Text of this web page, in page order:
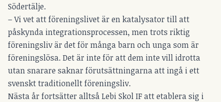
Södertälje.
– Vi vet att föreningslivet är en katalysator till att
påskynda integrationsprocessen, men trots riktig
föreningsliv är det för många barn och unga som är
föreningslösa. Det är inte för att dem inte vill idrotta
utan snarare saknar förutsättningarna att ingå i ett
svenskt traditionellt föreningsliv.
Nästa år fortsätter alltså Lebi Skol IF att etablera sig i